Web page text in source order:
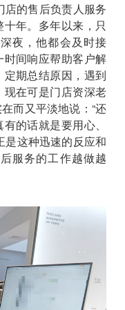
的售后负责人服务
年。多年以来，只
夜，他都会及时接
间响应帮助客户解
期总结原因，遇到
在可是门店资深老
而又平淡地说：“还
的话就是要用心、
是这种迅速的反应和
服务的工作越做越